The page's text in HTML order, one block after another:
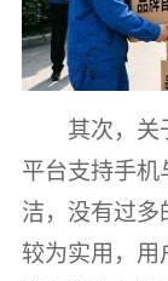
其次，关
平台支持手机
洁，没有过多
较为实用，用